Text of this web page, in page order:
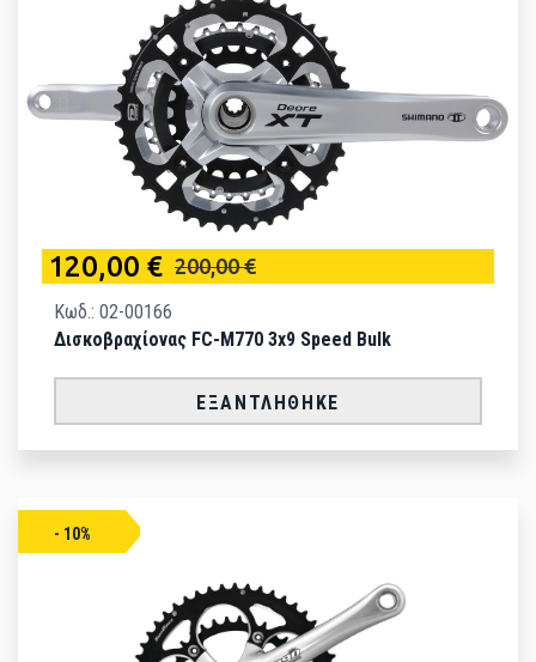
120,00 € 200,00 €
Κωδ.: 02-00166
Δισκοβραχίονας FC-M770 3x9 Speed Bulk
ΕΞΑΝΤΛΉΘΗΚΕ
- 10%